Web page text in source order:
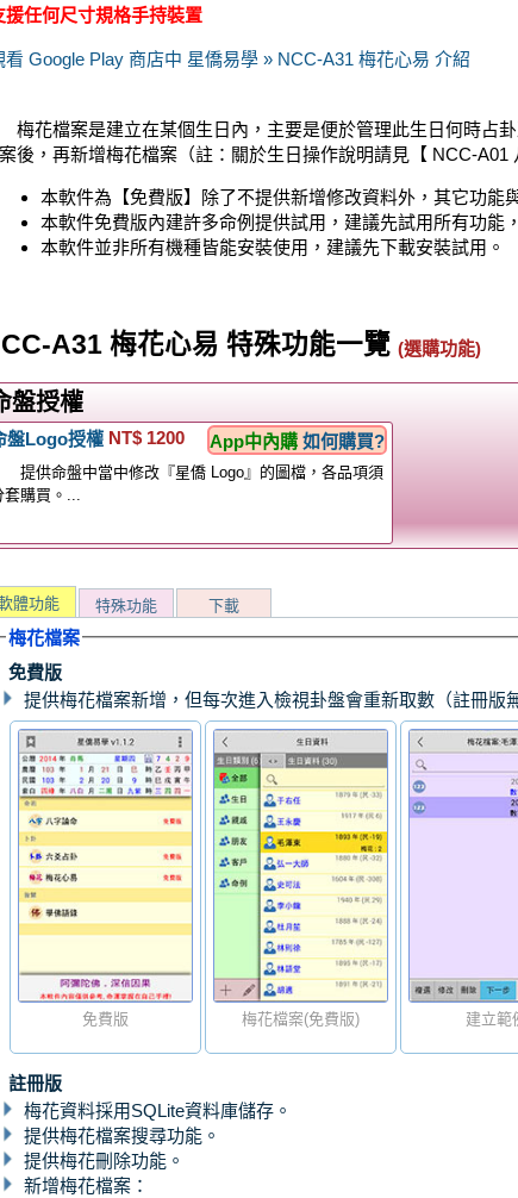
援任何尺寸規格手持裝置
看 Google Play 商店中 星僑易學 » NCC-A31 梅花心易 介紹
花檔案是建立在某個生日內，主要是便於管理此生日何時占卦
後，再新增梅花檔案（註：關於生日操作說明請見【 NCC-A01
本軟件為【免費版】除了不提供新增修改資料外，其它功能
本軟件免費版內建許多命例提供試用，建議先試用所有功能
本軟件並非所有機種皆能安裝使用，建議先下載安裝試用。
A31 梅花心易 特殊功能一覽 (選購功能)
盤授權
盤Logo授權 NT$ 1200 App中內購 如何購買?
提供命盤中當中修改『星僑 Logo』的圖檔，各品項須
套購買。...
體功能 特殊功能 下載
梅花檔案
免費版
提供梅花檔案新增，但每次進入檢視卦盤會重新取數（註冊版
免費版 梅花檔案(免費版) 建立範
註冊版
梅花資料採用SQLite資料庫儲存。
提供梅花檔案搜尋功能。
提供梅花刪除功能。
新增梅花檔案：